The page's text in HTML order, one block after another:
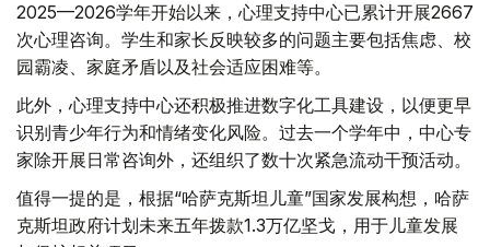
2025—2026学年开始以来，心理支持中心已累计开展2667
次心理咨询。学生和家长反映较多的问题主要包括焦虑、校
园霸凌、家庭矛盾以及社会适应困难等。
此外，心理支持中心还积极推进数字化工具建设，以便更早
识别青少年行为和情绪变化风险。过去一个学年中，中心专
家除开展日常咨询外，还组织了数十次紧急流动干预活动。
值得一提的是，根据“哈萨克斯坦儿童”国家发展构想，哈萨
克斯坦政府计划未来五年拨款1.3万亿坚戈，用于儿童发展